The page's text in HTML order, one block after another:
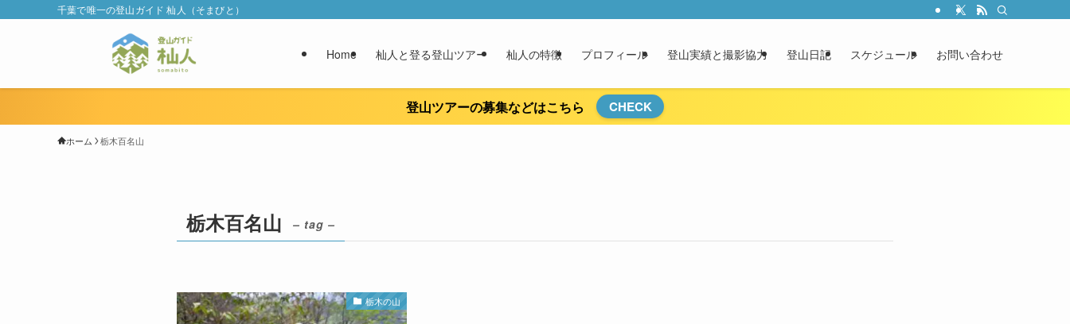
千葉で唯一の登山ガイド 杣人（そまびと）
Home 杣人と登る登山ツアー 杣人の特徴 プロフィール 登山実績と撮影協力 登山日記 スケジュール お問い合わせ
登山ツアーの募集などはこちら CHECK
ホーム 栃木百名山
栃木百名山 – tag –
栃木の山